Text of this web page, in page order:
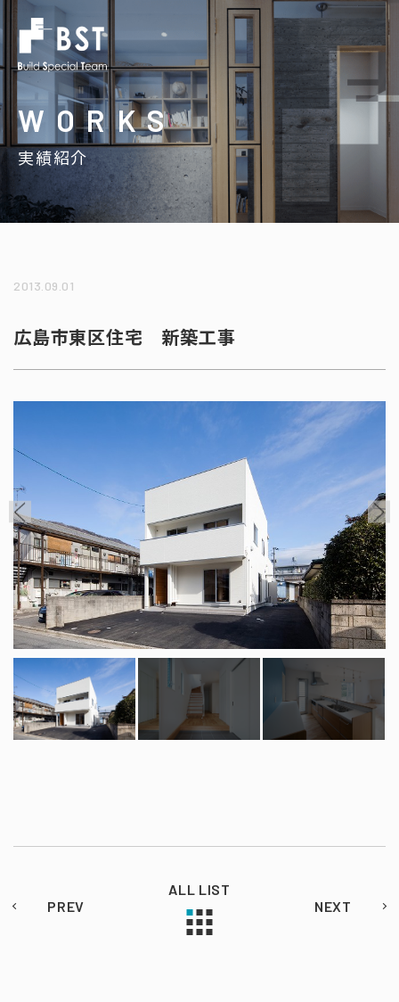
WORKS
実績紹介
2013.09.01
広島市東区住宅 新築工事
PREV
ALL LIST
NEXT